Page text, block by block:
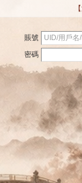
賬號
密碼